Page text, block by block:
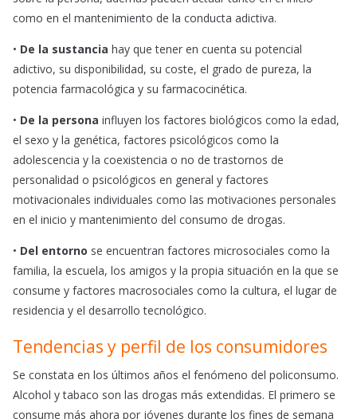
como en el mantenimiento de la conducta adictiva.
• De la sustancia hay que tener en cuenta su potencial
adictivo, su disponibilidad, su coste, el grado de pureza, la
potencia farmacológica y su farmacocinética.
• De la persona influyen los factores biológicos como la edad,
el sexo y la genética, factores psicológicos como la
adolescencia y la coexistencia o no de trastornos de
personalidad o psicológicos en general y factores
motivacionales individuales como las motivaciones personales
en el inicio y mantenimiento del consumo de drogas.
• Del entorno se encuentran factores microsociales como la
familia, la escuela, los amigos y la propia situación en la que se
consume y factores macrosociales como la cultura, el lugar de
residencia y el desarrollo tecnológico.
Tendencias y perfil de los consumidores
Se constata en los últimos años el fenómeno del policonsumo.
Alcohol y tabaco son las drogas más extendidas. El primero se
consume más ahora por jóvenes durante los fines de semana